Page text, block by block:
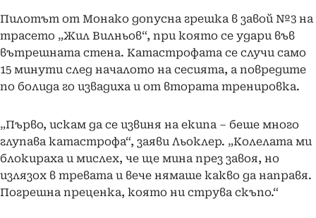
Пилотът от Монако допусна грешка в завой №3 на
трасето „Жил Вилньов“, при която се удари във
вътрешната стена. Катастрофата се случи само
15 минути след началото на сесията, а повредите
по болида го извадиха и от втората тренировка.
„Първо, искам да се извиня на екипа – беше много
глупава катастрофа“, заяви Льоклер. „Колелата ми
блокираха и мислех, че ще мина през завоя, но
излязох в тревата и вече нямаше какво да направя.
Погрешна преценка, която ни струва скъпо.“